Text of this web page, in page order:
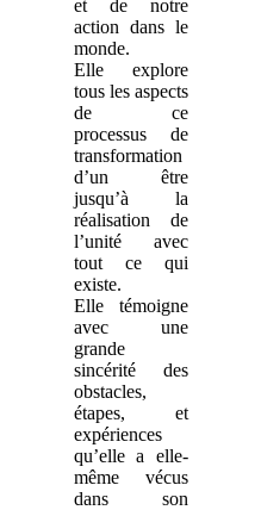
et de notre
action dans le
monde.
Elle explore
tous les aspects
de ce
processus de
transformation
d’un être
jusqu’à la
réalisation de
l’unité avec
tout ce qui
existe.
Elle témoigne
avec une
grande
sincérité des
obstacles,
étapes, et
expériences
qu’elle a elle-
même vécus
dans son